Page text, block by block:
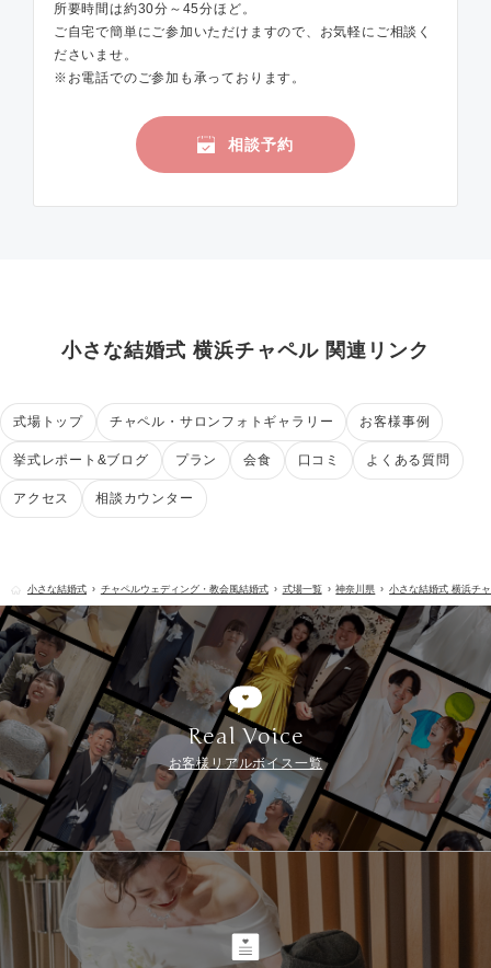
所要時間は約30分～45分ほど。
ご自宅で簡単にご参加いただけますので、お気軽にご相談く
ださいませ。
※お電話でのご参加も承っております。
相談予約
小さな結婚式 横浜チャペル 関連リンク
式場トップ チャペル・サロンフォトギャラリー お客様事例
挙式レポート&ブログ プラン 会食 口コミ よくある質問
アクセス 相談カウンター
小さな結婚式 チャペルウェディング・教会風結婚式 式場一覧 神奈川県 小さな結婚式 横浜チ
Real Voice
お客様リアルボイス一覧